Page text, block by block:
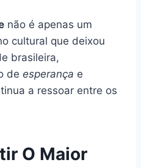
não é apenas um
cultural que deixou
brasileira,
de esperança e
a ressoar entre os
O Maior